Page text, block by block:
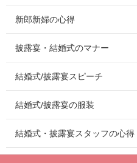
新郎新婦の心得
披露宴・結婚式のマナー
結婚式/披露宴スピーチ
結婚式/披露宴の服装
結婚式・披露宴スタッフの心得